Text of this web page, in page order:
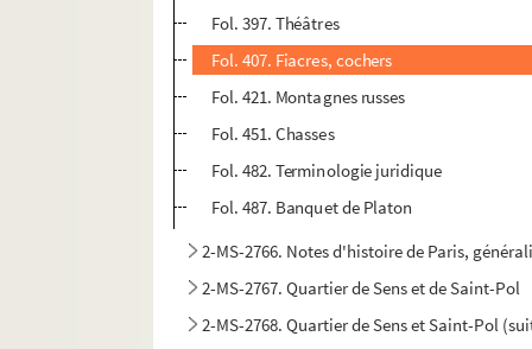
Fol. 397. Théâtres
Fol. 407. Fiacres, cochers
Fol. 421. Montagnes russes
Fol. 451. Chasses
Fol. 482. Terminologie juridique
Fol. 487. Banquet de Platon
2-MS-2766. Notes d'histoire de Paris,
2-MS-2767. Quartier de Sens et de Saint-Pol
2-MS-2768. Quartier de Sens et Saint-Pol